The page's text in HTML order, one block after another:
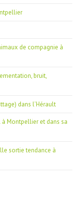
de compagnie à
bruit,
dans l’Hérault
Montpellier et dans sa
sortie tendance à